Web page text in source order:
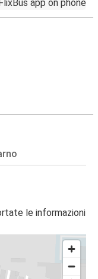
le informazioni